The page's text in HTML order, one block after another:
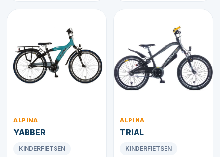
ALPINA
YABBER
KINDERFIETSEN
ALPINA
TRIAL
KINDERFIETSEN